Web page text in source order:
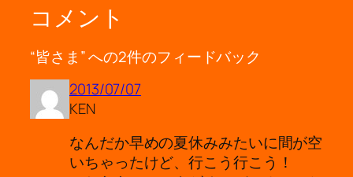
コメント
“皆さま” への2件のフィードバック
2013/07/07
KEN
なんだか早めの夏休みみたいに間が空
いちゃったけど、行こう行こう！